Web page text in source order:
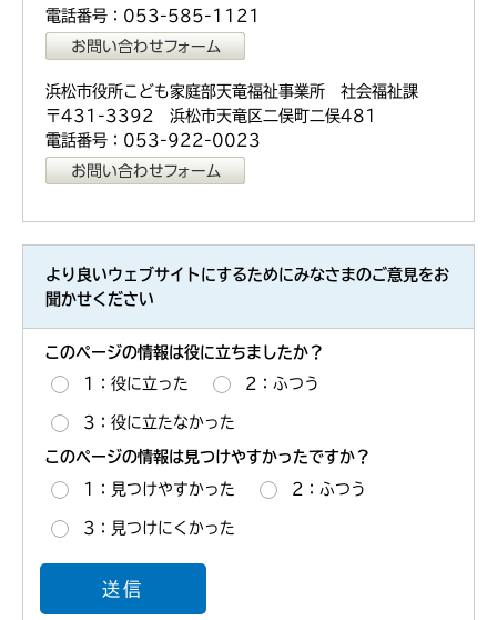
電話番号：053-585-1121
浜松市役所こども家庭部天竜福祉事業所 社会福祉課
〒431-3392 浜松市天竜区二俣町二俣481
電話番号：053-922-0023
より良いウェブサイトにするためにみなさまのご意見をお
聞かせください
このページの情報は役に立ちましたか？
1：役に立った 2：ふつう
3：役に立たなかった
このページの情報は見つけやすかったですか？
1：見つけやすかった 2：ふつう
3：見つけにくかった